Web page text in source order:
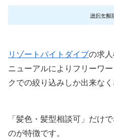
リゾートバイトダイブの求
ニューアルによりフリーワ
クでの絞り込みしか出来なく
「髪色・髪型相談可」だけ
のが特徴です。